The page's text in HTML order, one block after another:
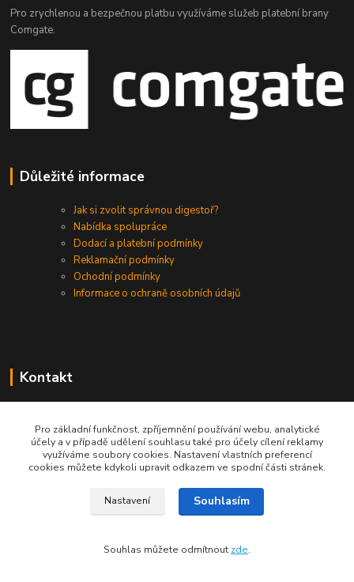
Pro zrychlenou a bezpečnou platbu využíváme služeb platební brany
Comgate.
Důležité informace
Jak si zvolit správnou digestoř?
Nabídka spolupráce
Dodací a platební podmínky
Reklamační podmínky
Ochodní podmínky
Informace o ochraně osobních údajů
Kontakt
info@gastrodigestore.cz
Pro základní funkčnost, zpříjemnění používání webu, analytické
účely a v případě udělení souhlasu také pro účely cílení reklamy
využíváme soubory cookies. Nastavení vlastních preferencí
cookies můžete kdykoli upravit odkazem ve spodní části stránek.
Nastavení Souhlasím
Souhlas můžete odmítnout zde.